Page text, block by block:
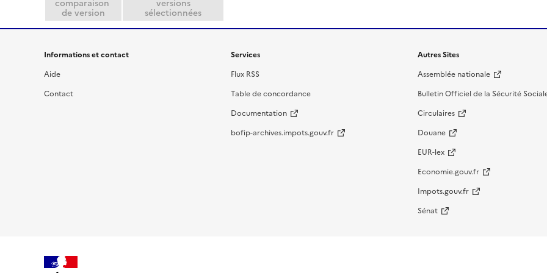
comparaison
de version
versions
sélectionnées
Informations et contact
Aide
Contact
Services
Flux RSS
Table de concordance
Documentation
bofip-archives.impots.gouv.fr
Autres Sites
Assemblée nationale
Bulletin Officiel de la Sécurité
Circulaires
Douane
EUR-lex
Economie.gouv.fr
Impots.gouv.fr
Sénat